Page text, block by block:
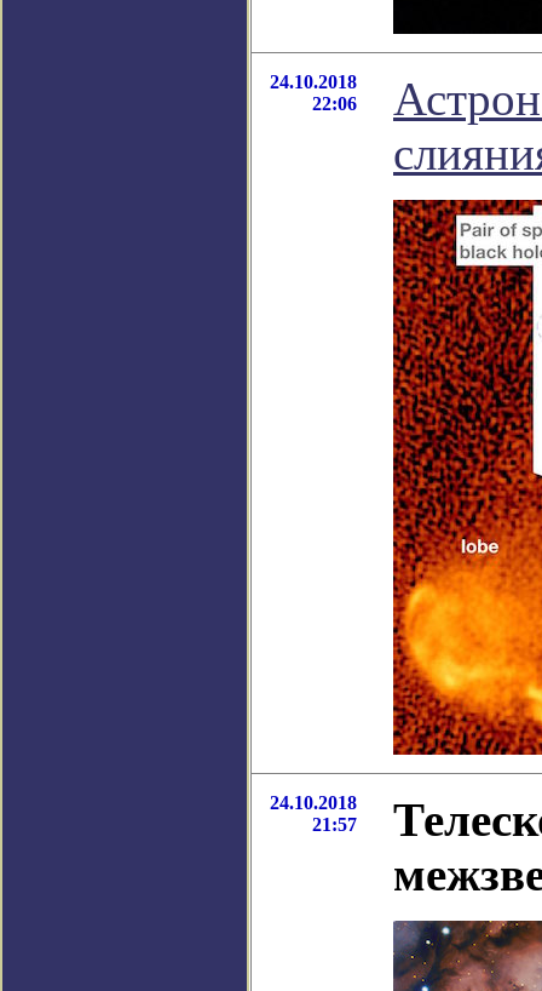
24.10.2018
22:06
24.10.2018
21:57